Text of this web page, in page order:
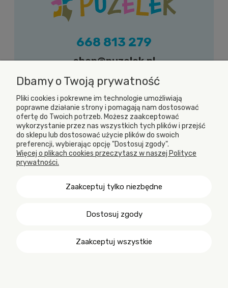
668 813 279
shop@puzelek.pl
Zapraszamy do kontaktu w dni robocze (od
poniedziałku do piątku) w godzinach od 9.00
do 17.00
Puzelek || ul. Górnicza 3, 44-206 Rybnik, woj. śląskie, NIP:
Dbamy o Twoją prywatność
Pliki cookies i pokrewne im technologie umożliwiają
poprawne działanie strony i pomagają nam dostosować
ofertę do Twoich potrzeb. Możesz zaakceptować
wykorzystanie przez nas wszystkich tych plików i przejść
do sklepu lub dostosować użycie plików do swoich
preferencji, wybierając opcję "Dostosuj zgody".
Więcej o plikach cookies przeczytasz w naszej Polityce
prywatności.
Zaakceptuj tylko niezbędne
Dostosuj zgody
Zaakceptuj wszystkie